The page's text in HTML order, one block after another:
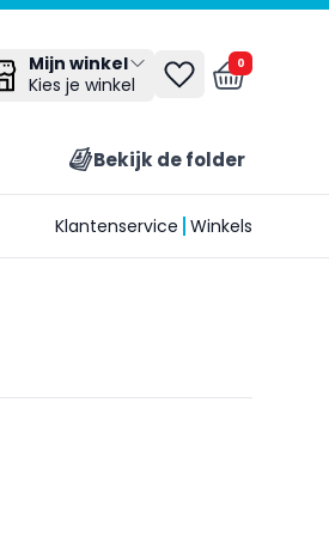
Mijn winkel
Kies je winkel
0
Bekijk de folder
Klantenservice Winkels